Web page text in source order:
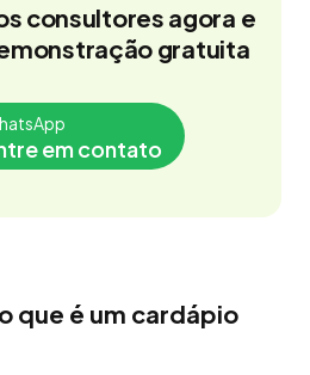
consultores agora e
gratuita
em contato
que é um cardápio